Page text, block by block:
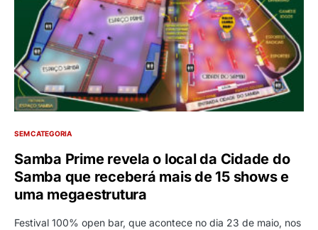
SEM CATEGORIA
Samba Prime revela o local da Cidade do
Samba que receberá mais de 15 shows e
uma megaestrutura
Festival 100% open bar, que acontece no dia 23 de maio, nos